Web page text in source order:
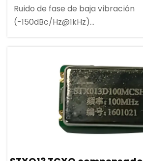
Ruido de fase de baja vibración
(-150dBc/Hz@1kHz)